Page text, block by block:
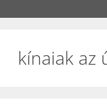
kínaiak az